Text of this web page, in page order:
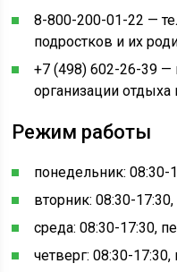
8-800-200-01-22 —
подростков и их
+7 (498) 602-26-39 —
организации отдыха
Режим работы
понедельник: 08:30-
вторник: 08:30-
среда: 08:30-17:30,
четверг: 08:30-